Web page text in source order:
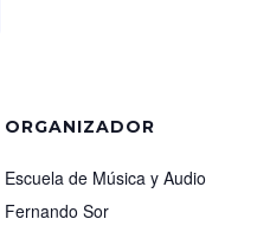
ORGANIZADOR
Escuela de Música y Audio
Fernando Sor